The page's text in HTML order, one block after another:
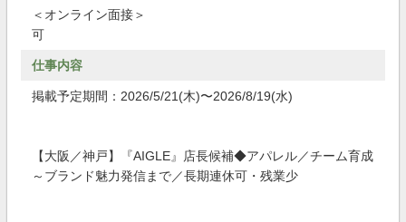
＜オンライン面接＞
可
仕事内容
掲載予定期間：2026/5/21(木)〜2026/8/19(水)
【大阪／神戸】『AIGLE』店長候補◆アパレル／チーム育成
～ブランド魅力発信まで／長期連休可・残業少